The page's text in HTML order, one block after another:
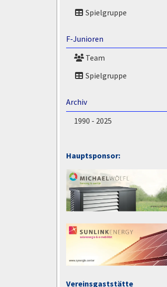
Spielgruppe
F-Junioren
Team
Spielgruppe
Archiv
1990 - 2025
Hauptsponsor:
Vereinsgaststätte